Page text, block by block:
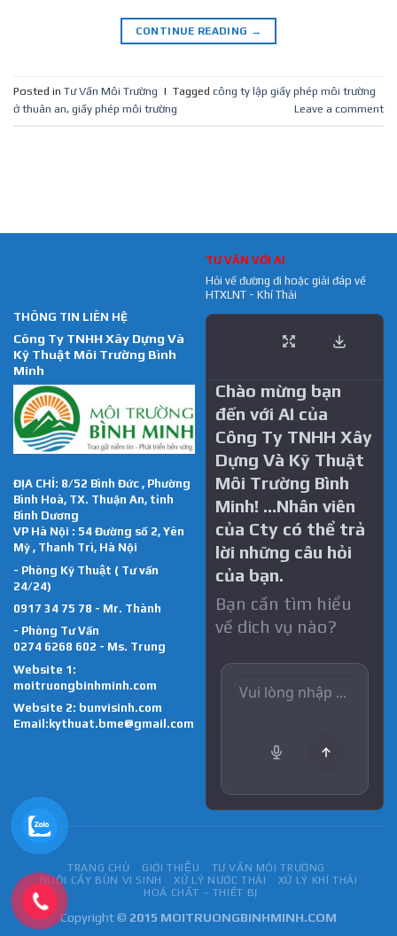
CONTINUE READING →
Posted in Tư Vấn Môi Trường | Tagged công ty lập giấy phép môi trường
ở thuân an, giấy phép môi trường Leave a comment
THÔNG TIN LIÊN HỆ
Công Ty TNHH Xây Dựng Và
Kỹ Thuật Môi Trường Bình
Minh
ĐỊA CHỈ: 8/52 Bình Đức , Phường
Bình Hoà, TX. Thuận An, tỉnh
Bình Dương
VP Hà Nội : 54 Đường số 2, Yên
Mỹ , Thanh Trì, Hà Nội
- Phòng Kỹ Thuật ( Tư vấn
24/24)
0917 34 75 78 - Mr. Thành
- Phòng Tư Vấn
0274 6268 602 - Ms. Trung
Website 1:
moitruongbinhminh.com
Website 2: bunvisinh.com
Email:kythuat.bme@gmail.com
TƯ VẤN VỚI AI
Hỏi về đường đi hoặc giải đáp về
HTXLNT - Khí Thải
Chào mừng bạn
đến với AI của
Công Ty TNHH Xây
Dựng Và Kỹ Thuật
Môi Trường Bình
Minh! …Nhân viên
của Cty có thể trả
lời những câu hỏi
của bạn.
Bạn cần tìm hiểu
về dich vụ nào?
TRANG CHỦ GIỚI THIỆU
TƯ VẤN MÔI TRƯỜNG
NUÔI CẤY BÙN VI SINH
XỬ LÝ NƯỚC THẢI
XỬ LÝ KHÍ THẢI
HOÁ CHẤT – THIẾT BỊ
Copyright © 2015 MOITRUONGBINHMINH.COM